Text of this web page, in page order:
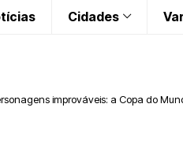
Cidades
improváveis: a Copa do